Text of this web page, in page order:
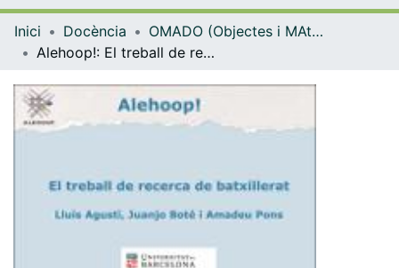
Navega per tot el DD
Contacte
Inici Docència
OMADO (Objectes i MAterials DOcents)
Alehoop!: El treball de recerca de batxillerat